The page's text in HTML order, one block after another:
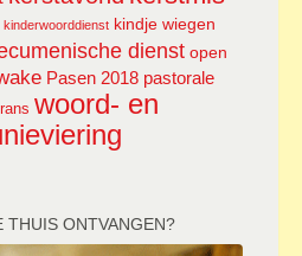
kinderwoorddienst kindje wiegen
dienst open
Pasen 2018 pastorale
woord- en
THUIS ONTVANGEN?